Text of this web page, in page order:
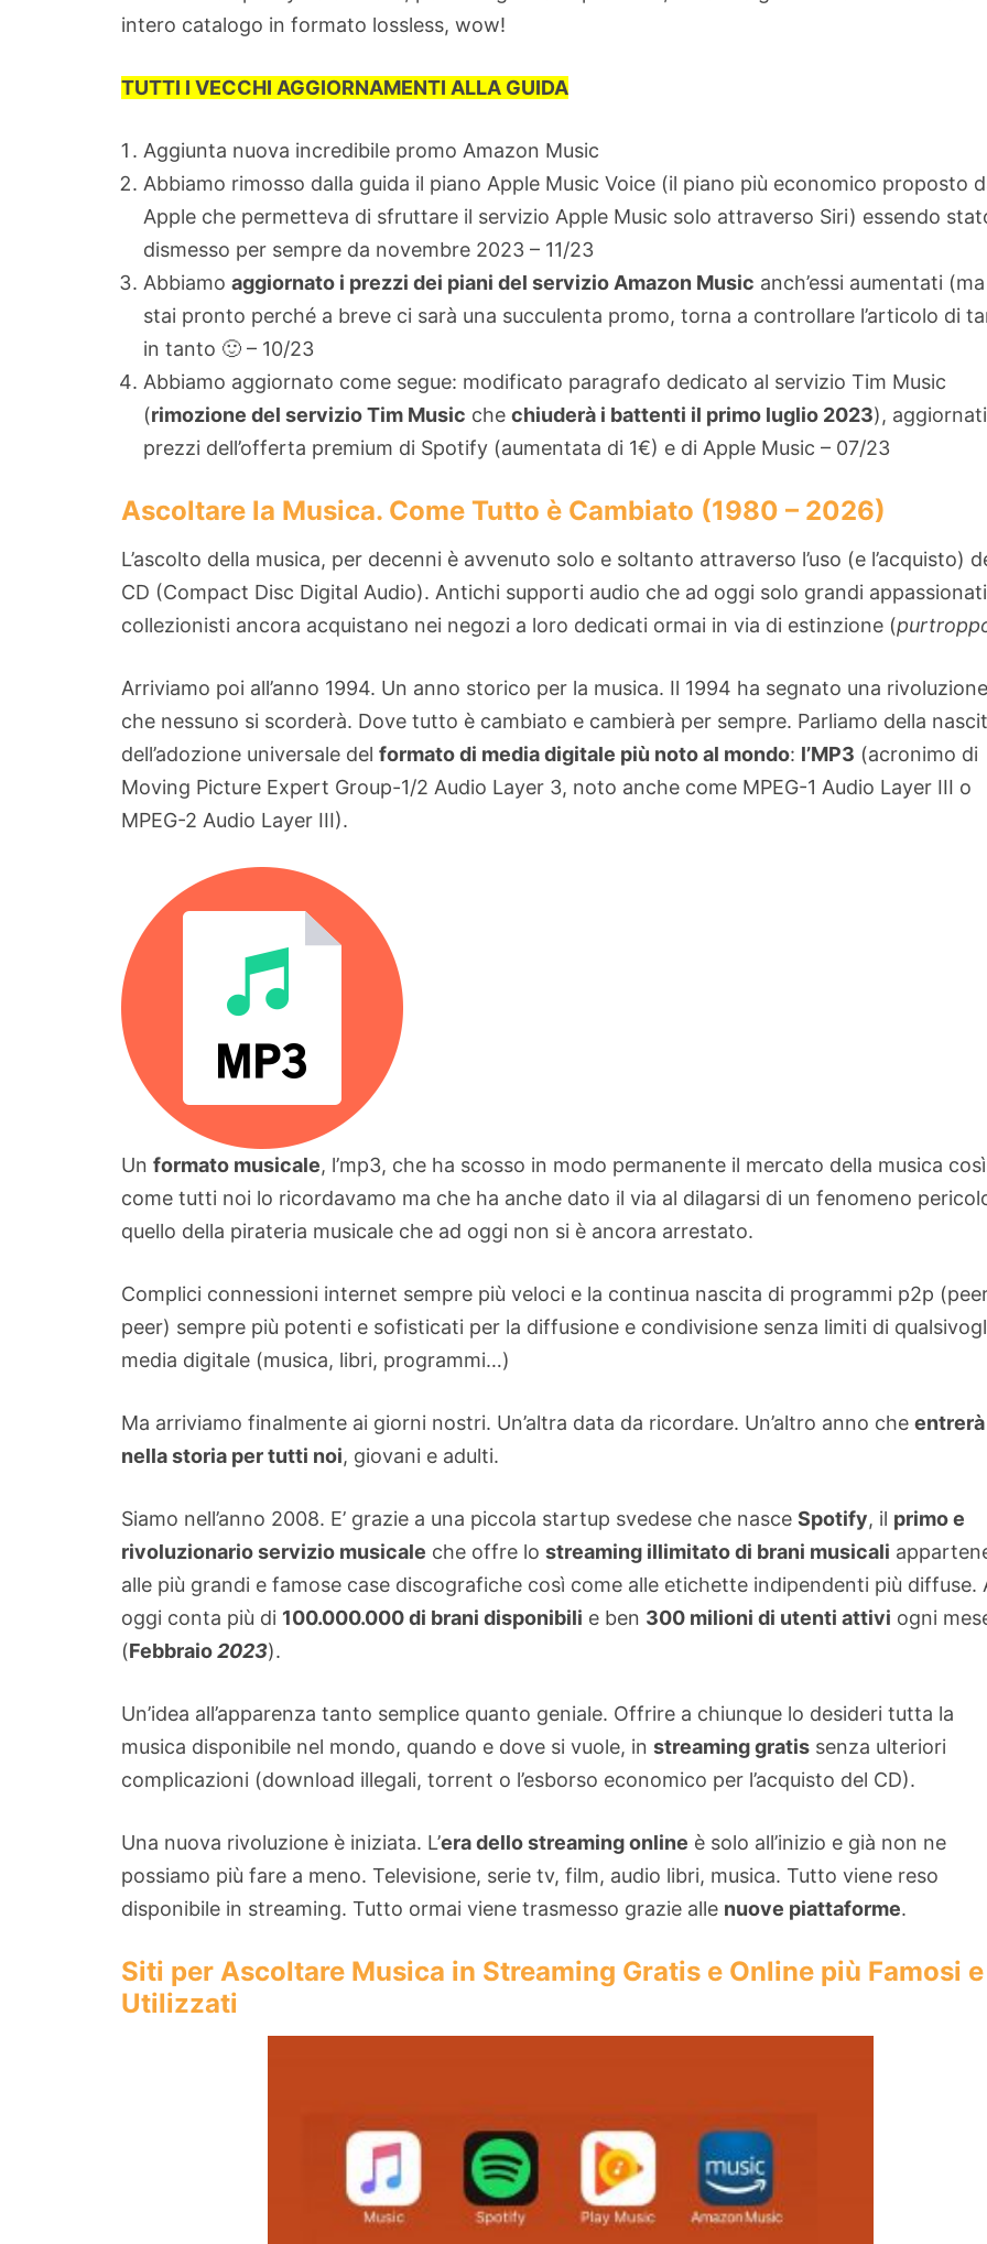
intero catalogo in formato lossless, wow!
TUTTI I VECCHI AGGIORNAMENTI ALLA GUIDA
Aggiunta nuova incredibile promo Amazon Music
Abbiamo rimosso dalla guida il piano Apple Music Voice (il piano più economico proposto
Apple che permetteva di sfruttare il servizio Apple Music solo attraverso Siri) essendo
dismesso per sempre da novembre 2023 – 11/23
Abbiamo aggiornato i prezzi dei piani del servizio Amazon Music anch’essi aumentati (ma
stai pronto perché a breve ci sarà una succulenta promo, torna a controllare l’articolo di
in tanto 🙂 – 10/23
Abbiamo aggiornato come segue: modificato paragrafo dedicato al servizio Tim Music
(rimozione del servizio Tim Music che chiuderà i battenti il primo luglio 2023),
prezzi dell’offerta premium di Spotify (aumentata di 1€) e di Apple Music – 07/23
Ascoltare la Musica. Come Tutto è Cambiato (1980 – 2026)
L’ascolto della musica, per decenni è avvenuto solo e soltanto attraverso l’uso (e l’acquisto)
CD (Compact Disc Digital Audio). Antichi supporti audio che ad oggi solo grandi
collezionisti ancora acquistano nei negozi a loro dedicati ormai in via di estinzione (
Arriviamo poi all’anno 1994. Un anno storico per la musica. Il 1994 ha segnato una rivoluzione
che nessuno si scorderà. Dove tutto è cambiato e cambierà per sempre. Parliamo della
dell’adozione universale del formato di media digitale più noto al mondo: l’MP3 (acronimo di
Moving Picture Expert Group-1/2 Audio Layer 3, noto anche come MPEG-1 Audio Layer III o
MPEG-2 Audio Layer III).
Un formato musicale, l’mp3, che ha scosso in modo permanente il mercato della musica così
come tutti noi lo ricordavamo ma che ha anche dato il via al dilagarsi di un fenomeno
quello della pirateria musicale che ad oggi non si è ancora arrestato.
Complici connessioni internet sempre più veloci e la continua nascita di programmi p2p
peer) sempre più potenti e sofisticati per la diffusione e condivisione senza limiti di
media digitale (musica, libri, programmi…)
Ma arriviamo finalmente ai giorni nostri. Un’altra data da ricordare. Un’altro anno che entrerà
nella storia per tutti noi, giovani e adulti.
Siamo nell’anno 2008. E’ grazie a una piccola startup svedese che nasce Spotify, il primo e
rivoluzionario servizio musicale che offre lo streaming illimitato di brani musicali
alle più grandi e famose case discografiche così come alle etichette indipendenti più diffuse.
oggi conta più di 100.000.000 di brani disponibili e ben 300 milioni di utenti attivi ogni
(Febbraio2023).
Un’idea all’apparenza tanto semplice quanto geniale. Offrire a chiunque lo desideri tutta la
musica disponibile nel mondo, quando e dove si vuole, in streaming gratis senza ulteriori
complicazioni (download illegali, torrent o l’esborso economico per l’acquisto del CD).
Una nuova rivoluzione è iniziata. L’era dello streaming online è solo all’inizio e già non ne
possiamo più fare a meno. Televisione, serie tv, film, audio libri, musica. Tutto viene reso
disponibile in streaming. Tutto ormai viene trasmesso grazie alle nuove piattaforme.
Siti per Ascoltare Musica in Streaming Gratis e Online più Famosi e
Utilizzati